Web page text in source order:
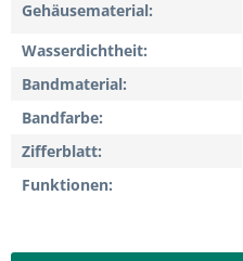
Gehäusematerial
Wasserdichtheit
Bandmaterial
Bandfarbe
Zifferblatt
Funktionen